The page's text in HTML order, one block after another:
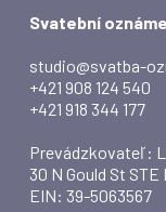
Svatební
studio@svatba-
+421 908 124 540
+421 918 344 177
Prevádzkovateľ:
30 N Gould St STE
EIN: 39-5063567